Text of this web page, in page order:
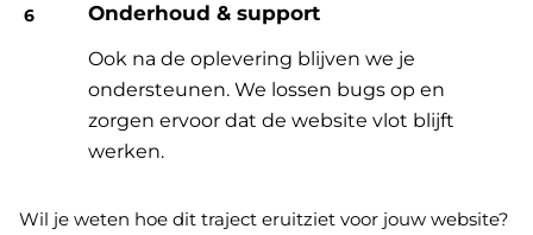
Onderhoud & support
Ook na de oplevering blijven we je
ondersteunen. We lossen bugs op en
zorgen ervoor dat de website vlot blijft
werken.
Wil je weten hoe dit traject eruitziet voor jouw website?